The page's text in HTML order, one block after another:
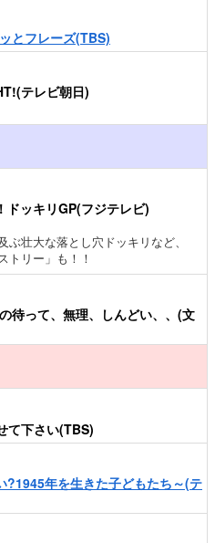
とフレーズ(TBS)
テレビ朝日)
ドッキリGP(フジテレビ)
ぶ壮大な落とし穴ドッキリなど、
トリー」も！！
待って、無理、しんどい、、(文
て下さい(TBS)
?1945年を生きた子どもたち～(テ